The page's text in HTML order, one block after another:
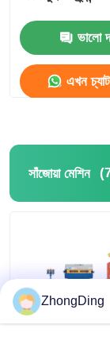
ভালো
এখন
সাঁজোয়া মেশিন
ZhongDing